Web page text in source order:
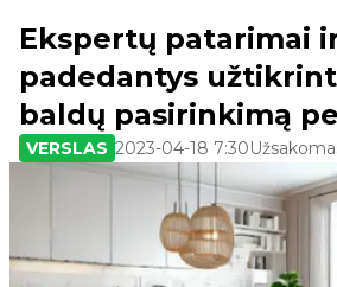
Ekspertų patarimai
padedantys
baldų pasirinkimą
VERSLAS 2023-04-18 7:30